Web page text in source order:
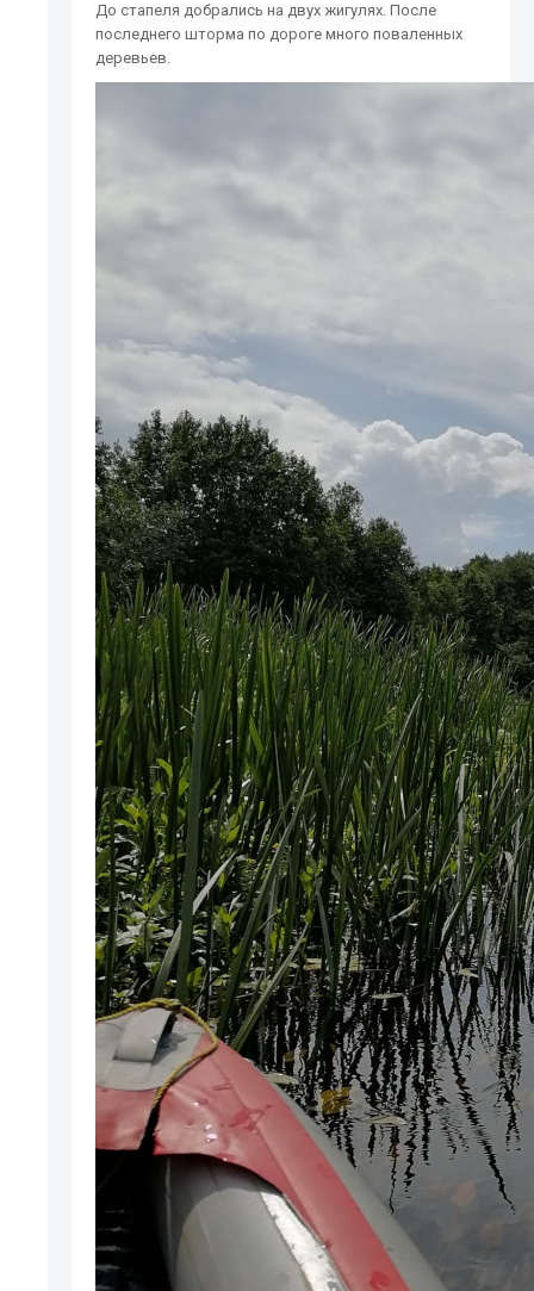
До стапеля добрались на двух жигулях. После
последнего шторма по дороге много поваленных
деревьев.